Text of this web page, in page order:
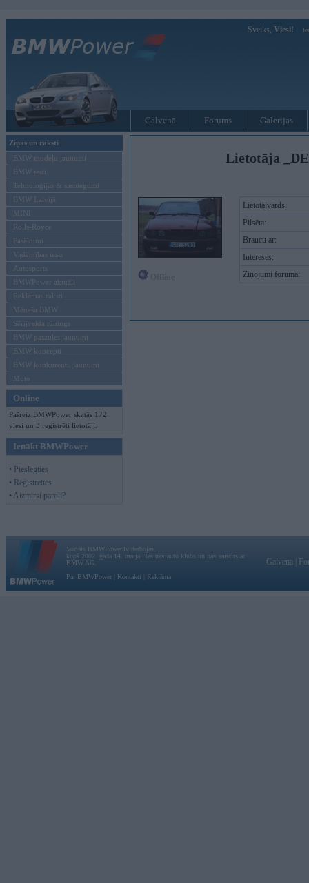
Sveiks, Viesi!
Galvenā Forums Galerijas
Ziņas un raksti
BMW modeļu jaunumi
BMW testi
Tehnoloģijas & sasniegumi
BMW Latvijā
MINI
Rolls-Royce
Pasākumi
Vadāmības tests
Autosports
BMWPower aktuāli
Reklāmas raksti
Mēneša BMW
Sērijveida tūnings
BMW pasaules jaunumi
BMW koncepti
BMW konkurentu jaunumi
Moto
Online
Pašreiz BMWPower skatās 172
viesi un 3 reģistrēti lietotāji.
Ienākt BMWPower
• Pieslēgties
• Reģistrēties
• Aizmirsi paroli?
Lietotāja
Lietotājvārds:
Pilsēta:
Braucu ar:
Intereses:
Ziņojumi forumā:
Vortāls BMWPower.lv darbojas
kopš 2002. gada 14. maija. Tas nav auto klubs un nav saistīts ar
BMW AG.
Par BMWPower
Kontakti Reklāma
Galvena